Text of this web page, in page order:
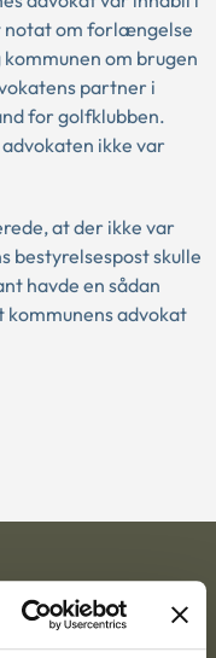
notat om forlængelse
om brugen
partner i
for golfklubben.
ikke var
at der ikke var
bestyrelsespost skulle
havde en sådan
kommunens advokat